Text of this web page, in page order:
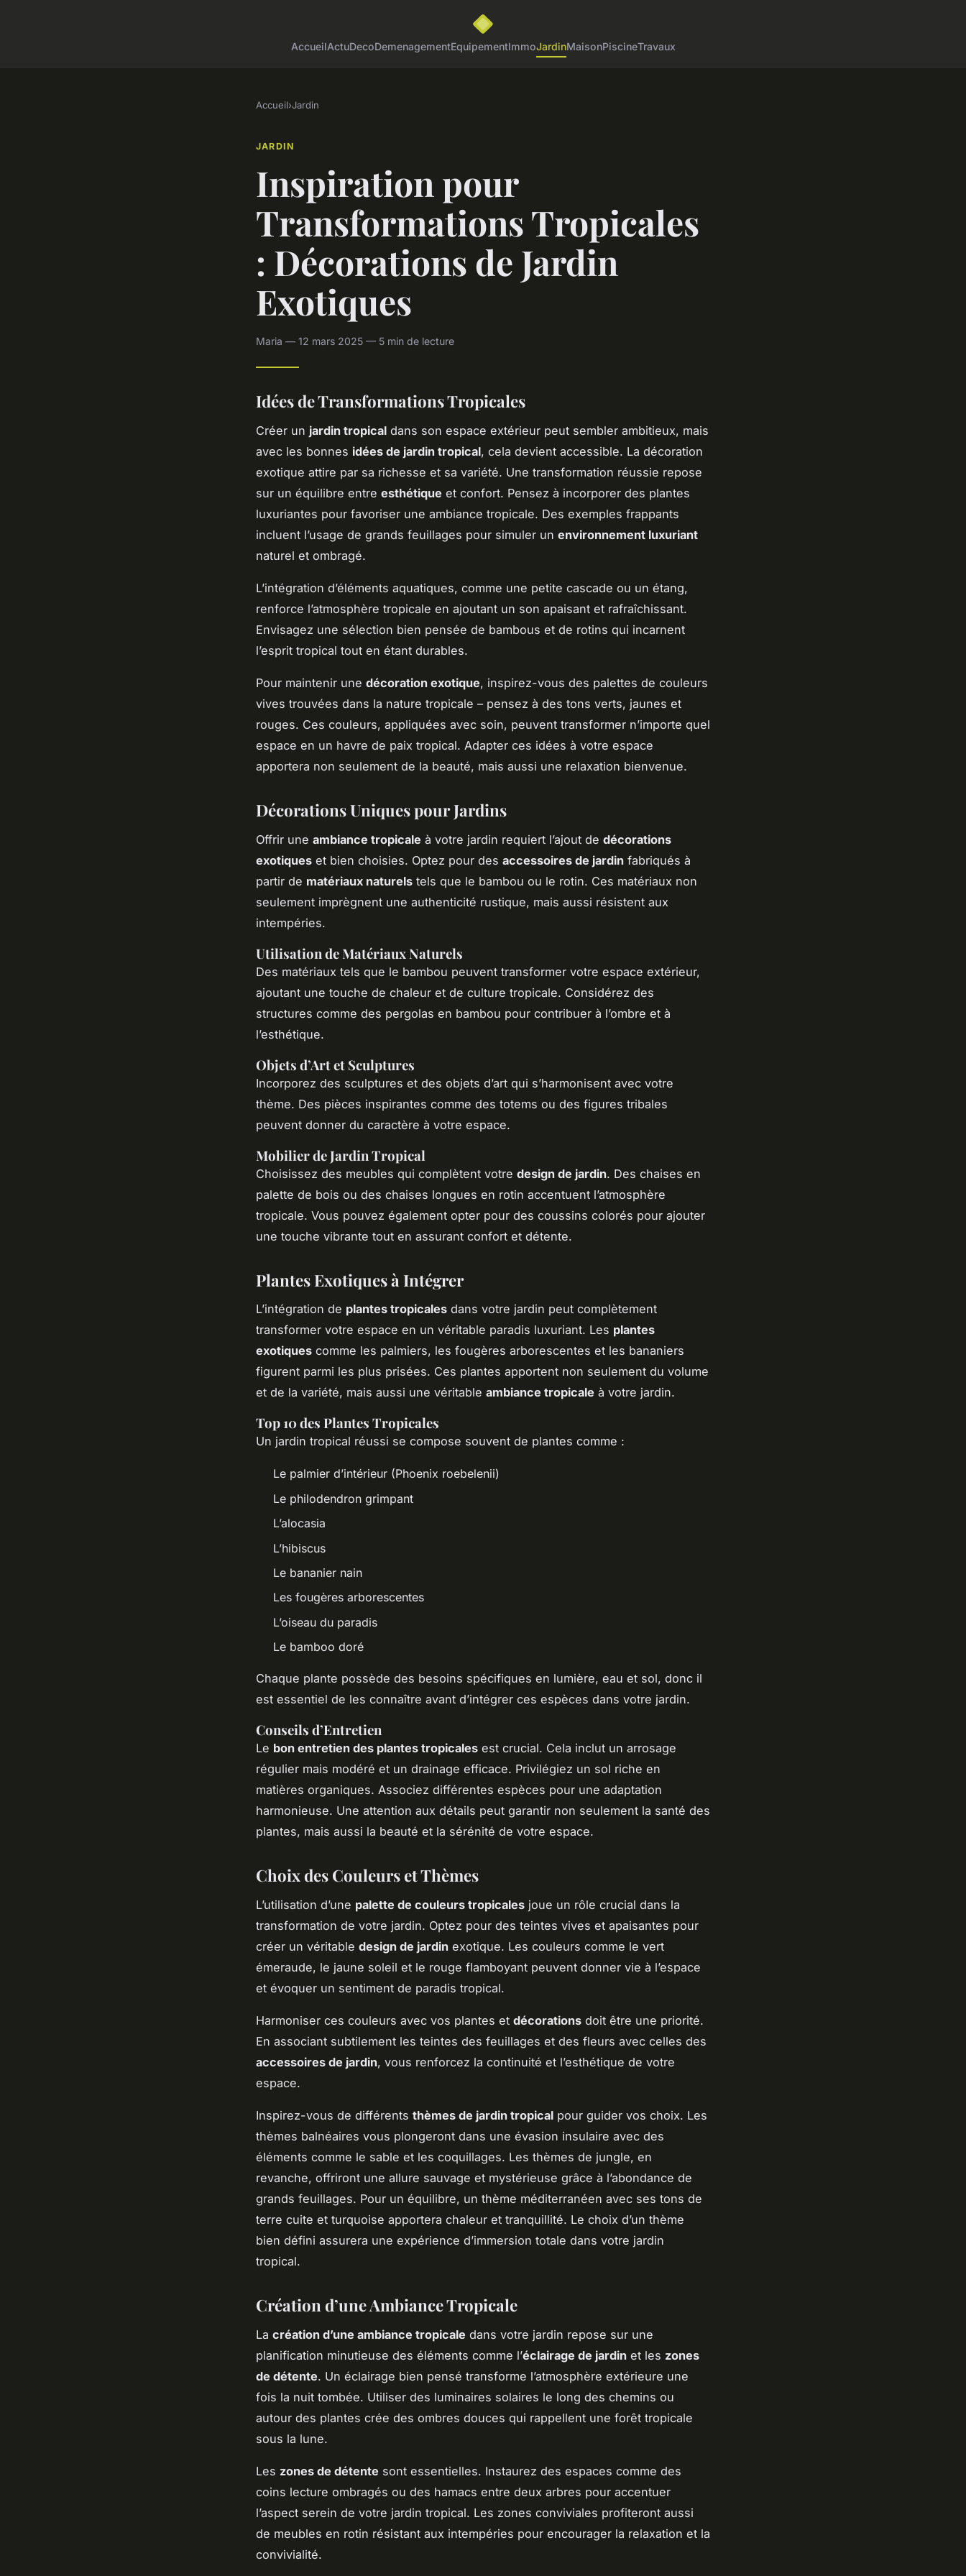
AccueilActuDecoDemenagementEquipementImmoJardinMaisonPiscineTravaux
Accueil›Jardin
JARDIN
Inspiration pour
Transformations Tropicales
: Décorations de Jardin
Exotiques
Maria — 12 mars 2025 — 5 min de lecture
Idées de Transformations Tropicales
Créer un jardin tropical dans son espace extérieur peut sembler ambitieux, mais
avec les bonnes idées de jardin tropical, cela devient accessible. La décoration
exotique attire par sa richesse et sa variété. Une transformation réussie repose
sur un équilibre entre esthétique et confort. Pensez à incorporer des plantes
luxuriantes pour favoriser une ambiance tropicale. Des exemples frappants
incluent l’usage de grands feuillages pour simuler un environnement luxuriant
naturel et ombragé.
L’intégration d’éléments aquatiques, comme une petite cascade ou un étang,
renforce l’atmosphère tropicale en ajoutant un son apaisant et rafraîchissant.
Envisagez une sélection bien pensée de bambous et de rotins qui incarnent
l’esprit tropical tout en étant durables.
Pour maintenir une décoration exotique, inspirez-vous des palettes de couleurs
vives trouvées dans la nature tropicale – pensez à des tons verts, jaunes et
rouges. Ces couleurs, appliquées avec soin, peuvent transformer n’importe quel
espace en un havre de paix tropical. Adapter ces idées à votre espace
apportera non seulement de la beauté, mais aussi une relaxation bienvenue.
Décorations Uniques pour Jardins
Offrir une ambiance tropicale à votre jardin requiert l’ajout de décorations
exotiques et bien choisies. Optez pour des accessoires de jardin fabriqués à
partir de matériaux naturels tels que le bambou ou le rotin. Ces matériaux non
seulement imprègnent une authenticité rustique, mais aussi résistent aux
intempéries.
Utilisation de Matériaux Naturels
Des matériaux tels que le bambou peuvent transformer votre espace extérieur,
ajoutant une touche de chaleur et de culture tropicale. Considérez des
structures comme des pergolas en bambou pour contribuer à l’ombre et à
l’esthétique.
Objets d’Art et Sculptures
Incorporez des sculptures et des objets d’art qui s’harmonisent avec votre
thème. Des pièces inspirantes comme des totems ou des figures tribales
peuvent donner du caractère à votre espace.
Mobilier de Jardin Tropical
Choisissez des meubles qui complètent votre design de jardin. Des chaises en
palette de bois ou des chaises longues en rotin accentuent l’atmosphère
tropicale. Vous pouvez également opter pour des coussins colorés pour ajouter
une touche vibrante tout en assurant confort et détente.
Plantes Exotiques à Intégrer
L’intégration de plantes tropicales dans votre jardin peut complètement
transformer votre espace en un véritable paradis luxuriant. Les plantes
exotiques comme les palmiers, les fougères arborescentes et les bananiers
figurent parmi les plus prisées. Ces plantes apportent non seulement du volume
et de la variété, mais aussi une véritable ambiance tropicale à votre jardin.
Top 10 des Plantes Tropicales
Un jardin tropical réussi se compose souvent de plantes comme :
Le palmier d’intérieur (Phoenix roebelenii)
Le philodendron grimpant
L’alocasia
L’hibiscus
Le bananier nain
Les fougères arborescentes
L’oiseau du paradis
Le bamboo doré
Chaque plante possède des besoins spécifiques en lumière, eau et sol, donc il
est essentiel de les connaître avant d’intégrer ces espèces dans votre jardin.
Conseils d’Entretien
Le bon entretien des plantes tropicales est crucial. Cela inclut un arrosage
régulier mais modéré et un drainage efficace. Privilégiez un sol riche en
matières organiques. Associez différentes espèces pour une adaptation
harmonieuse. Une attention aux détails peut garantir non seulement la santé des
plantes, mais aussi la beauté et la sérénité de votre espace.
Choix des Couleurs et Thèmes
L’utilisation d’une palette de couleurs tropicales joue un rôle crucial dans la
transformation de votre jardin. Optez pour des teintes vives et apaisantes pour
créer un véritable design de jardin exotique. Les couleurs comme le vert
émeraude, le jaune soleil et le rouge flamboyant peuvent donner vie à l’espace
et évoquer un sentiment de paradis tropical.
Harmoniser ces couleurs avec vos plantes et décorations doit être une priorité.
En associant subtilement les teintes des feuillages et des fleurs avec celles des
accessoires de jardin, vous renforcez la continuité et l’esthétique de votre
espace.
Inspirez-vous de différents thèmes de jardin tropical pour guider vos choix. Les
thèmes balnéaires vous plongeront dans une évasion insulaire avec des
éléments comme le sable et les coquillages. Les thèmes de jungle, en
revanche, offriront une allure sauvage et mystérieuse grâce à l’abondance de
grands feuillages. Pour un équilibre, un thème méditerranéen avec ses tons de
terre cuite et turquoise apportera chaleur et tranquillité. Le choix d’un thème
bien défini assurera une expérience d’immersion totale dans votre jardin
tropical.
Création d’une Ambiance Tropicale
La création d’une ambiance tropicale dans votre jardin repose sur une
planification minutieuse des éléments comme l’éclairage de jardin et les zones
de détente. Un éclairage bien pensé transforme l’atmosphère extérieure une
fois la nuit tombée. Utiliser des luminaires solaires le long des chemins ou
autour des plantes crée des ombres douces qui rappellent une forêt tropicale
sous la lune.
Les zones de détente sont essentielles. Instaurez des espaces comme des
coins lecture ombragés ou des hamacs entre deux arbres pour accentuer
l’aspect serein de votre jardin tropical. Les zones conviviales profiteront aussi
de meubles en rotin résistant aux intempéries pour encourager la relaxation et la
convivialité.